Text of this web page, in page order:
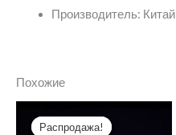
Производитель: Китай
Похожие
Распродажа!
Распродажа!